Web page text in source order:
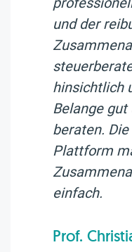
und der
hinsichtlich
Belange
beraten.
Plattform
einfach.
Prof.